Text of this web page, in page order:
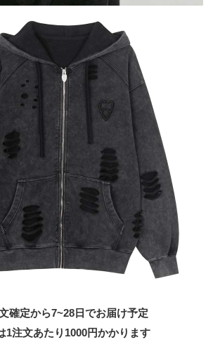
確定から7~28日でお届け予定
1注文あたり 1000円かかります